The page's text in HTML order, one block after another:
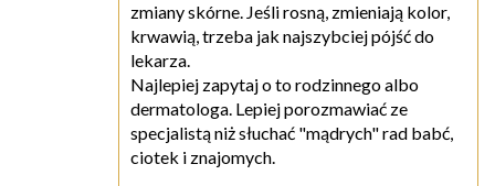
zmiany skórne. Jeśli rosną, zmieniają kolor,
krwawią, trzeba jak najszybciej pójść do
lekarza.
Najlepiej zapytaj o to rodzinnego albo
dermatologa. Lepiej porozmawiać ze
specjalistą niż słuchać "mądrych" rad babć,
ciotek i znajomych.